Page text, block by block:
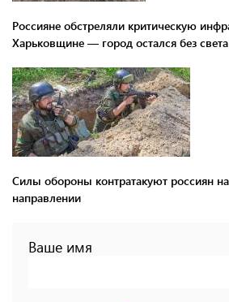
Россияне обстреляли критическую
Харьковщине — город остался без света
Силы обороны контратакуют россиян
направлении
Ваше имя